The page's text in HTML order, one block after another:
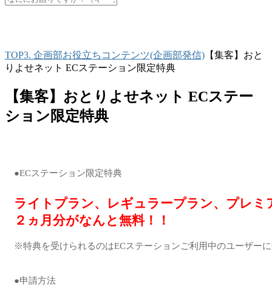
TOP3. 企画部お役立ちコンテンツ(企画部発信) 【集客】おと
りよせネット ECステーション限定特典
【集客】おとりよせネット ECステー
ション限定特典
ライトプラン、レギュラープラン、プレミ
２ヵ月分がなんと無料！！
※特典を受けられるのはECステーションご利用中のユーザー
●申請方法